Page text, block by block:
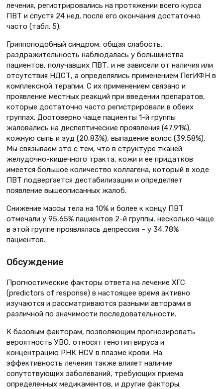
лечения, регистрировались на протяжении всего курса
ПВТ и спустя 24 нед. после его окончания достаточно
часто (табл. 5).
Гриппоподобный синдром, общая слабость,
раздражительность наблюдалась у большинства
пациентов, получавших ПВТ, и не зависели от наличия или
отсутствия НДСТ, а определялись применением ПегИФН в
комплексной терапии. С их применением связано и
проявление местных реакций при введении препаратов,
которые достаточно часто регистрировали в обеих
группах. Достоверно чаще пациенты 1-й группы
жаловались на диспептические проявления (47,91%),
кожную сыпь и зуд (20,83%), выпадение волос (39,58%).
Мы связываем это с тем, что в структуре тканей
желудочно-кишечного тракта, кожи и ее придатков
имеется большое количество коллагена, который в ходе
ПВТ подвергается дестабилизации и определяет
появление вышеописанных жалоб.
Снижение массы тела на 10% и более к концу ПВТ
отмечали у 95,65% пациентов 2-й группы, несколько чаще
в этой группе проявлялась депрессия – у 34,78%
пациентов.
Обсуждение
Прoгностические факторы ответа на лечение ХГС
(predictors of response) в настоящее время активно
изучаются и рассматриваются разными авторами в
различной по значимости последовательности.
К базовым факторам, позволяющим прогнозировать
вероятность УВО, относят генотип вируса и
концентрацию РНК HCV в плазме крови. На
эффективность лечения также влияет наличие
сопутствующих заболеваний, требующих приема
определенных медикаментов, и другие факторы.